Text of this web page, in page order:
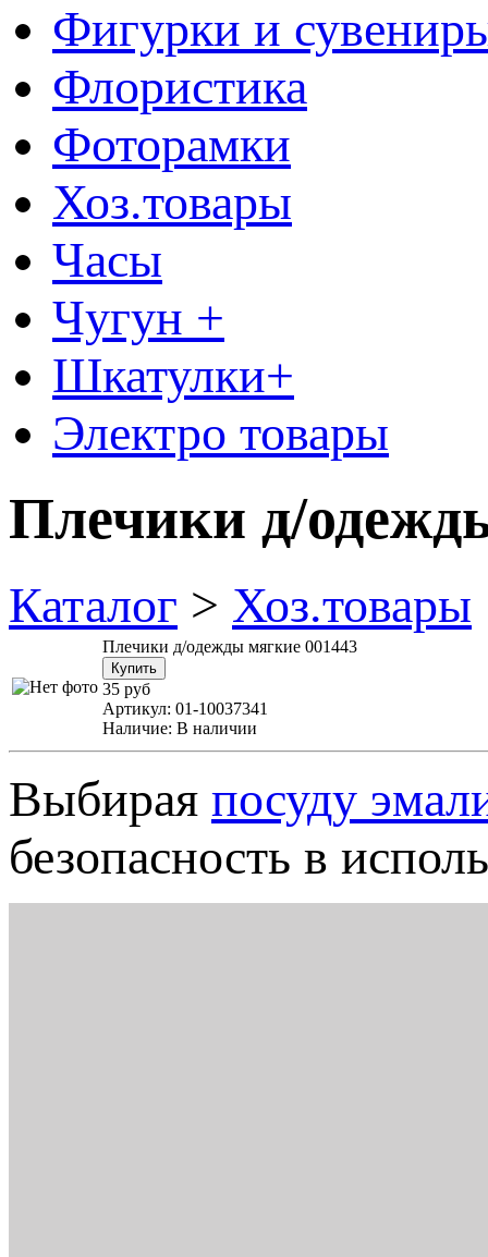
Фигурки и
Флористика
Фоторамки
Хоз.товары
Часы
Чугун +
Шкатулки+
Электро товары
Плечики д/
Каталог > Хоз.товары
Плечики д/одежды мягкие 001443
35 руб
Артикул: 01-10037341
Наличие: В наличии
Выбирая посуду
безопасность в